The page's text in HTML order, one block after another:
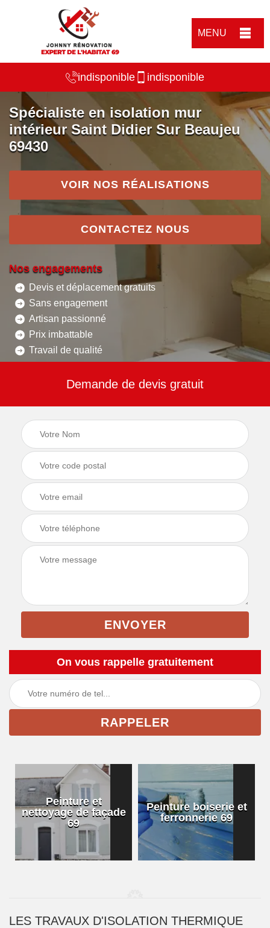
MENU
indisponible indisponible
Spécialiste en isolation mur
intérieur Saint Didier Sur Beaujeu
69430
VOIR NOS RÉALISATIONS
CONTACTEZ NOUS
Nos engagements
Devis et déplacement gratuits
Sans engagement
Artisan passionné
Prix imbattable
Travail de qualité
Demande de devis gratuit
On vous rappelle gratuitement
Peinture et
nettoyage de façade
69
Peinture boiserie et
ferronnerie 69
LES TRAVAUX D'ISOLATION THERMIQUE